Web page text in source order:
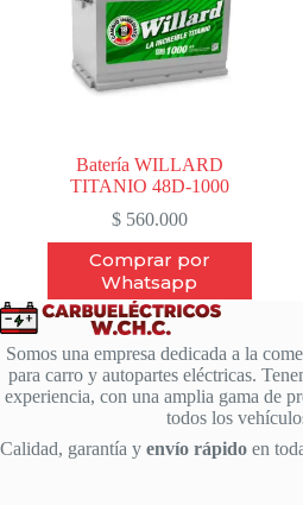
Batería WILLARD
TITANIO 48D-1000
$560.000
Comprar por
Whatsapp
Somos una empresa dedicada a la
para carro y autopartes eléctricas.
experiencia, con una amplia gama de
todos los
Calidad, garantía y envío rápido en